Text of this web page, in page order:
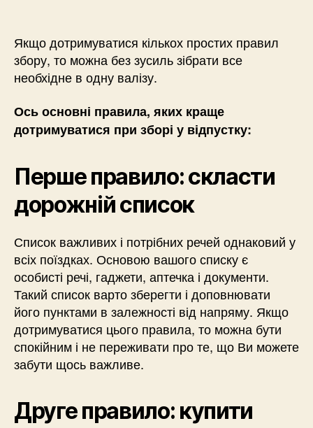
Якщо дотримуватися кількох простих правил
збору, то можна без зусиль зібрати все
необхідне в одну валізу.
Ось основні правила, яких краще
дотримуватися при зборі у відпустку:
Перше правило: скласти
дорожній список
Список важливих і потрібних речей однаковий у
всіх поїздках. Основою вашого списку є
особисті речі, гаджети, аптечка і документи.
Такий список варто зберегти і доповнювати
його пунктами в залежності від напряму. Якщо
дотримуватися цього правила, то можна бути
спокійним і не переживати про те, що Ви можете
забути щось важливе.
Друге правило: купити